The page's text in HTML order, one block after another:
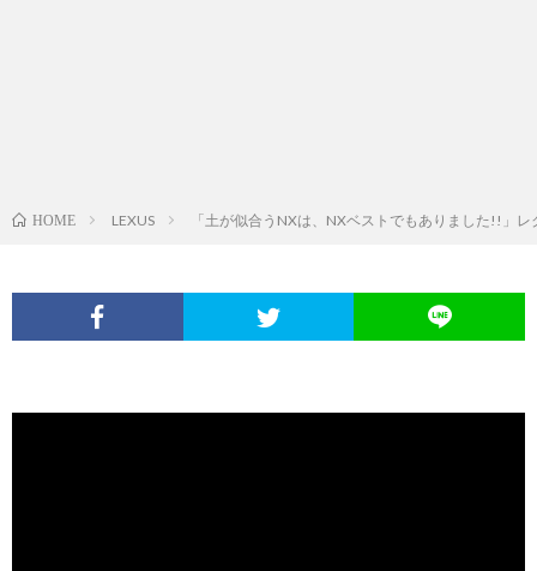
HOME LEXUS 「土が似合うNXは、NXベストでもありました!!」